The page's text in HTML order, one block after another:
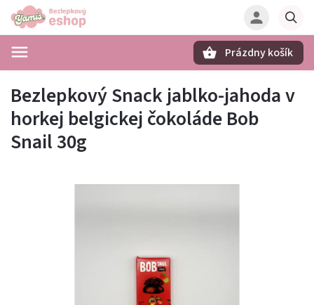
Prázdny košík
Bezlepkový Snack jablko-jahoda v
horkej belgickej čokoláde Bob
Snail 30g